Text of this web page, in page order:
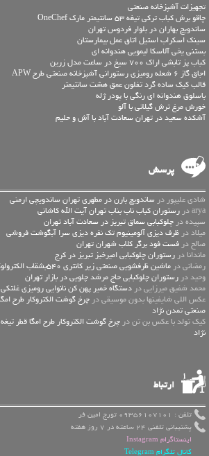
تجهیزات آشپزخانه صنعتی
چاقو برش کباب ترکی تیغه 53 سانتیمتر مارک OneChef
ساندویچ بهاران در بلوار فردوس تهران
سینک اسکراب استیل اتاق عمل بیمارستان
بستنی یخی آلاسکا لیمویی هندوانه ای
کباب پز تابشی اراک 700 سیخ در ساعت مدل زرین
اجاق گاز 6 شعله رومیزی رستورانی آشپزخانه صنعتی طرح APW
قالب کیک ساده گرد تفلون عمق هشت سانتیمتر
باسلوق هندوانه ای رنگی با پودر ژله
خورش مرغ ترش گیلانی با آلو
آشکده سعید در تهران سعادت آباد با آش و حلیم
پرسش
شادی علیپور در ساندویچ بارن در مطهری تهران ساندویچی ارمنی
arya در
رستوران کباب ناب بناب تهران آیت الله کاشانی
سپیده در چلوکبابی سماق تبریز در سعادت آباد تهران
میلاد در ظرف دیزی آلومینیوم تک نفره دیزی سرا آبگوشت فروشی
صالح در فست فود برگر کلاب شهران تهران
ماندانا در رستوران چلوکبابی امیرخیز تبریز در کرج
رمضانی در ماشین ظرفشویی صنعتی زیر کانتری 540بشقاب الکترولوکس
وحید در رستوران چلوکبابی حاج مرشد چلویی در بازار تهران
محمد شفیق میرزایی در دستگاه خمیر پهن کن نانوایی رومیزی غلتکی
عكس اللي شايفينها بدون موسيقى در
صنعتی تمدن نژاد
کیک تولد با عکس بن تن در
نژاد
ارتباط
تلفن : 09356107101 تورج امین فر
پشتیبانی تلفنی 24 ساعته در 7 روز هفته
اینستاگرام Instagram
کانال تلگرام Telegram